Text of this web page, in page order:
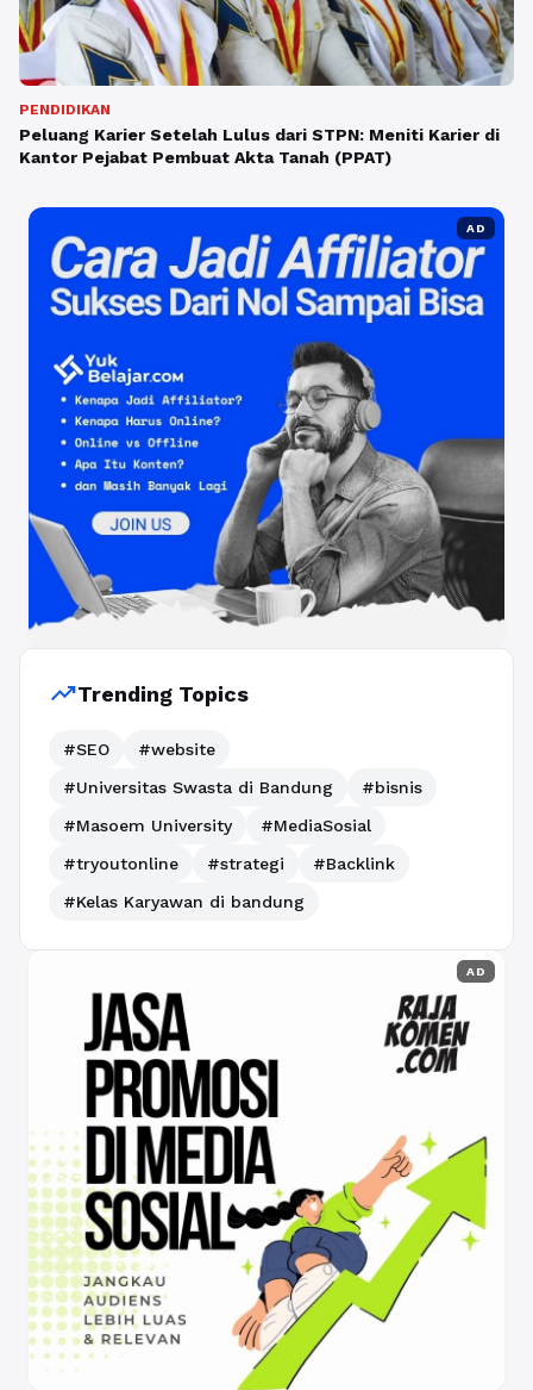
PENDIDIKAN
Peluang Karier Setelah Lulus dari STPN: Meniti Karier di
Kantor Pejabat Pembuat Akta Tanah (PPAT)
AD
trending_upTrending Topics
#SEO
#website
#Universitas Swasta di Bandung
#bisnis
#Masoem University
#MediaSosial
#tryoutonline
#strategi
#Backlink
#Kelas Karyawan di bandung
AD